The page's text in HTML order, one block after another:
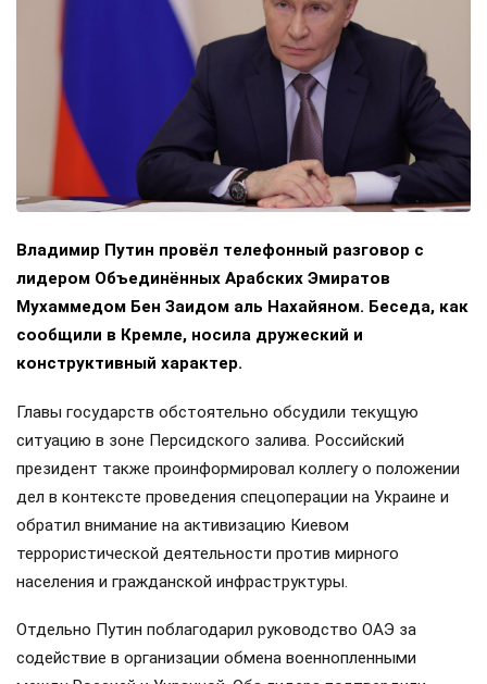
Владимир Путин провёл телефонный разговор с
лидером Объединённых Арабских Эмиратов
Мухаммедом Бен Заидом аль Нахайяном. Беседа, как
сообщили в Кремле, носила дружеский и
конструктивный характер.
Главы государств обстоятельно обсудили текущую
ситуацию в зоне Персидского залива. Российский
президент также проинформировал коллегу о положении
дел в контексте проведения спецоперации на Украине и
обратил внимание на активизацию Киевом
террористической деятельности против мирного
населения и гражданской инфраструктуры.
Отдельно Путин поблагодарил руководство ОАЭ за
содействие в организации обмена военнопленными